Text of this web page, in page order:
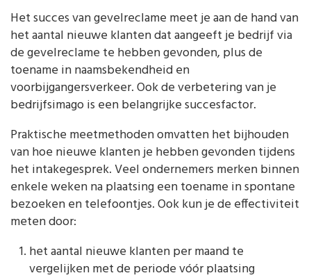
Het succes van gevelreclame meet je aan de hand van
het aantal nieuwe klanten dat aangeeft je bedrijf via
de gevelreclame te hebben gevonden, plus de
toename in naamsbekendheid en
voorbijgangersverkeer. Ook de verbetering van je
bedrijfsimago is een belangrijke succesfactor.
Praktische meetmethoden omvatten het bijhouden
van hoe nieuwe klanten je hebben gevonden tijdens
het intakegesprek. Veel ondernemers merken binnen
enkele weken na plaatsing een toename in spontane
bezoeken en telefoontjes. Ook kun je de effectiviteit
meten door:
het aantal nieuwe klanten per maand te
vergelijken met de periode vóór plaatsing